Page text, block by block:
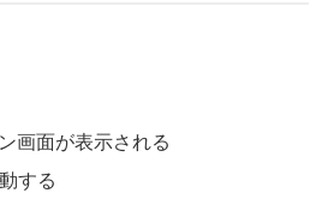
画面が表示される
する